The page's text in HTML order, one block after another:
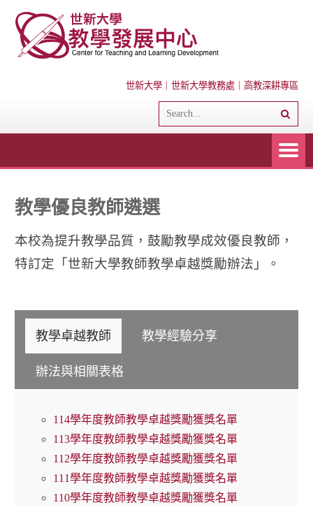
世新大學｜ 世新大學教務處｜ 高教深耕專區
教學優良教師遴選
本校為提升教學品質，鼓勵教學成效優良教師，
特訂定「世新大學教師教學卓越獎勵辦法」。
教學卓越教師 教學經驗分享
辦法與相關表格
114學年度教師教學卓越獎勵獲獎名單
113學年度教師教學卓越獎勵獲獎名單
112學年度教師教學卓越獎勵獲獎名單
111學年度教師教學卓越獎勵獲獎名單
110學年度教師教學卓越獎勵獲獎名單